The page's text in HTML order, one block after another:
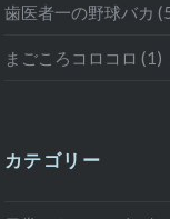
歯医者一の野球バカ
まごころコロコロ (1)
カテゴリー